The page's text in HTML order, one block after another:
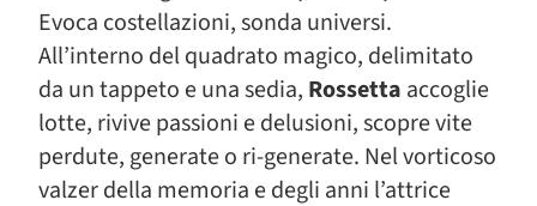
Evoca costellazioni, sonda universi.
All’interno del quadrato magico, delimitato
da un tappeto e una sedia, Rossetta accoglie
lotte, rivive passioni e delusioni, scopre vite
perdute, generate o ri-generate. Nel vorticoso
valzer della memoria e degli anni l’attrice